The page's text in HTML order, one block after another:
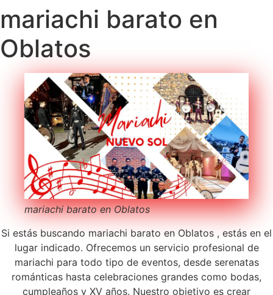
mariachi barato en
Oblatos
mariachi barato en Oblatos
Si estás buscando mariachi barato en Oblatos , estás en el
lugar indicado. Ofrecemos un servicio profesional de
mariachi para todo tipo de eventos, desde serenatas
románticas hasta celebraciones grandes como bodas,
cumpleaños y XV años. Nuestro objetivo es crear